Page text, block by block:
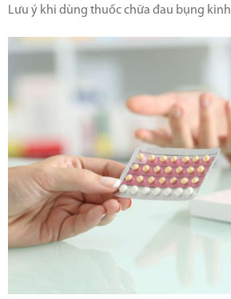
Lưu ý khi dùng thuốc chữa đau bụng kinh